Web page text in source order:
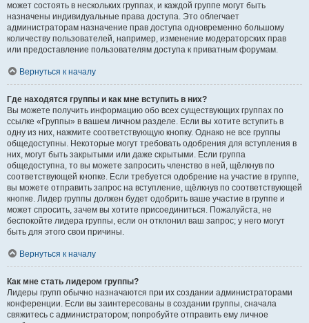
может состоять в нескольких группах, и каждой группе могут быть
назначены индивидуальные права доступа. Это облегчает
администраторам назначение прав доступа одновременно большому
количеству пользователей, например, изменение модераторских прав
или предоставление пользователям доступа к приватным форумам.
Вернуться к началу
Где находятся группы и как мне вступить в них?
Вы можете получить информацию обо всех существующих группах по
ссылке «Группы» в вашем личном разделе. Если вы хотите вступить в
одну из них, нажмите соответствующую кнопку. Однако не все группы
общедоступны. Некоторые могут требовать одобрения для вступления в
них, могут быть закрытыми или даже скрытыми. Если группа
общедоступна, то вы можете запросить членство в ней, щёлкнув по
соответствующей кнопке. Если требуется одобрение на участие в группе,
вы можете отправить запрос на вступление, щёлкнув по соответствующей
кнопке. Лидер группы должен будет одобрить ваше участие в группе и
может спросить, зачем вы хотите присоединиться. Пожалуйста, не
беспокойте лидера группы, если он отклонил ваш запрос; у него могут
быть для этого свои причины.
Вернуться к началу
Как мне стать лидером группы?
Лидеры групп обычно назначаются при их создании администраторами
конференции. Если вы заинтересованы в создании группы, сначала
свяжитесь с администратором; попробуйте отправить ему личное